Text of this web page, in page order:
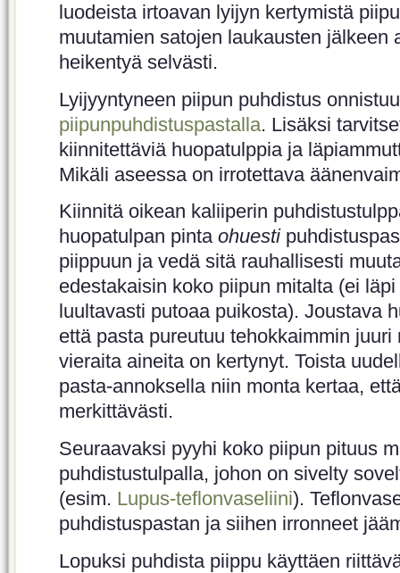
luodeista irtoavan lyijyn kertymistä
muutamien satojen laukausten jälkeen
heikentyä selvästi.
Lyijyyntyneen piipun puhdistus
piipunpuhdistuspastalla. Lisäksi
kiinnitettäviä huopatulppia ja
Mikäli aseessa on irrotettava
Kiinnitä oikean kaliiperin
huopatulpan pinta ohuesti
piippuun ja vedä sitä rauhallisesti
edestakaisin koko piipun mitalta (ei
luultavasti putoaa puikosta). Joustava
että pasta pureutuu tehokkaimmin
vieraita aineita on kertynyt. Toista
pasta-annoksella niin monta kertaa,
merkittävästi.
Seuraavaksi pyyhi koko piipun pituus
puhdistustulpalla, johon on sivelty
(esim. Lupus-teflonvaseliini).
puhdistuspastan ja siihen irronneet
Lopuksi puhdista piippu käyttäen